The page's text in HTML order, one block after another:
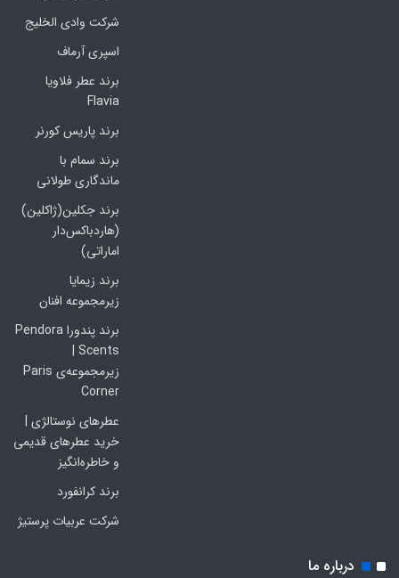
شرکت وادی الخلیج
اسپری آرماف
برند عطر فلاویا
Flavia
برند پاریس کورنر
برند سمام با
ماندگاری طولانی
برند جکلین(ژاکلین)
(هاردباکس‌دار
اماراتی)
برند زیمایا
زیرمجموعه افنان
برند پندورا Pendora
Scents |
زیرمجموعه‌ی Paris
Corner
عطرهای نوستالژی |
خرید عطرهای قدیمی
و خاطره‌انگیز
برند کرانفورد
شرکت عربیات پرستیژ
درباره ما